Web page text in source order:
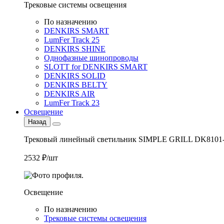
Трековые системы освещения
По назначению
DENKIRS SMART
LumFer Track 25
DENKIRS SHINE
Однофазные шинопроводы
SLOTT for DENKIRS SMART
DENKIRS SOLID
DENKIRS BELTY
DENKIRS AIR
LumFer Track 23
Освещение
Назад
Трековый линейный светильник SIMPLE GRILL
2532 ₽/шт
Освещение
По назначению
Трековые системы освещения